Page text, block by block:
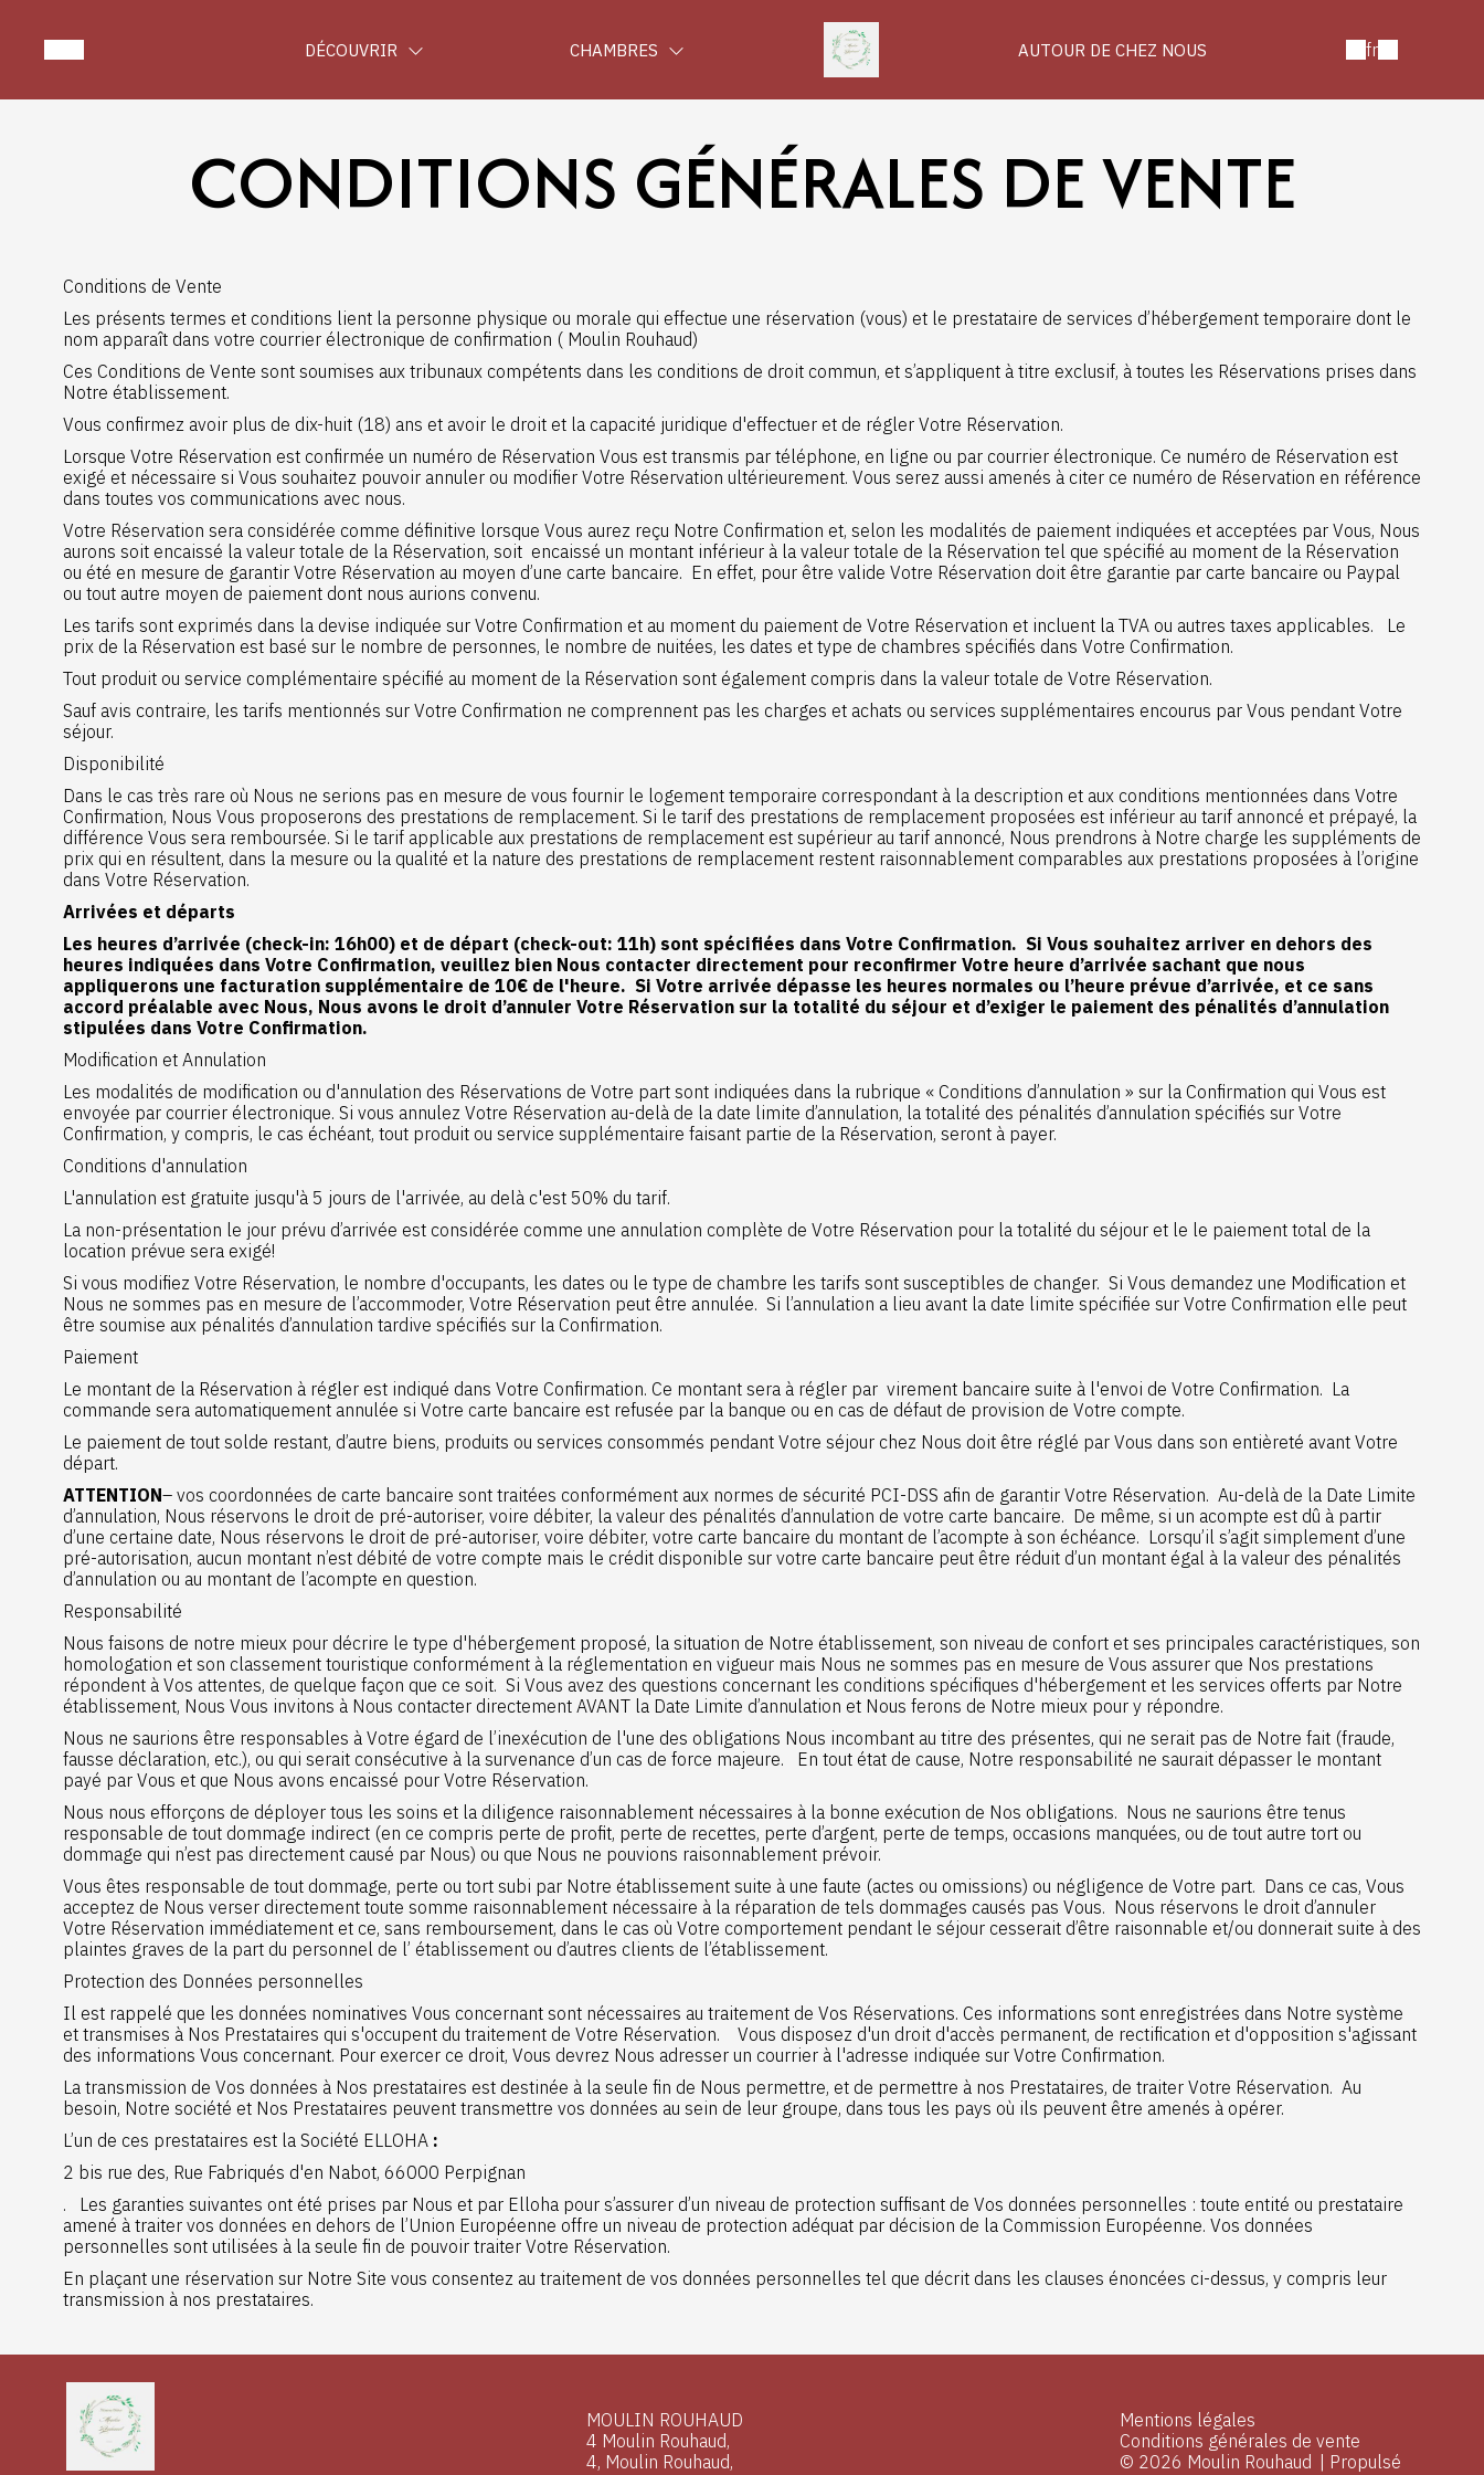
DÉCOUVRIR CHAMBRES AUTOUR DE CHEZ NOUS fr
CONDITIONS GÉNÉRALES DE VENTE
Conditions de Vente
Les présents termes et conditions lient la personne physique ou morale qui effectue une réservation (vous) et le prestataire de services d’hébergement temporaire dont le
nom apparaît dans votre courrier électronique de confirmation ( Moulin Rouhaud)
Ces Conditions de Vente sont soumises aux tribunaux compétents dans les conditions de droit commun, et s’appliquent à titre exclusif, à toutes les Réservations prises dans
Notre établissement.
Vous confirmez avoir plus de dix-huit (18) ans et avoir le droit et la capacité juridique d'effectuer et de régler Votre Réservation.
Lorsque Votre Réservation est confirmée un numéro de Réservation Vous est transmis par téléphone, en ligne ou par courrier électronique. Ce numéro de Réservation est
exigé et nécessaire si Vous souhaitez pouvoir annuler ou modifier Votre Réservation ultérieurement. Vous serez aussi amenés à citer ce numéro de Réservation en référence
dans toutes vos communications avec nous.
Votre Réservation sera considérée comme définitive lorsque Vous aurez reçu Notre Confirmation et, selon les modalités de paiement indiquées et acceptées par Vous, Nous
aurons soit encaissé la valeur totale de la Réservation, soit encaissé un montant inférieur à la valeur totale de la Réservation tel que spécifié au moment de la Réservation
ou été en mesure de garantir Votre Réservation au moyen d’une carte bancaire. En effet, pour être valide Votre Réservation doit être garantie par carte bancaire ou Paypal
ou tout autre moyen de paiement dont nous aurions convenu.
Les tarifs sont exprimés dans la devise indiquée sur Votre Confirmation et au moment du paiement de Votre Réservation et incluent la TVA ou autres taxes applicables. Le
prix de la Réservation est basé sur le nombre de personnes, le nombre de nuitées, les dates et type de chambres spécifiés dans Votre Confirmation.
Tout produit ou service complémentaire spécifié au moment de la Réservation sont également compris dans la valeur totale de Votre Réservation.
Sauf avis contraire, les tarifs mentionnés sur Votre Confirmation ne comprennent pas les charges et achats ou services supplémentaires encourus par Vous pendant Votre
séjour.
Disponibilité
Dans le cas très rare où Nous ne serions pas en mesure de vous fournir le logement temporaire correspondant à la description et aux conditions mentionnées dans Votre
Confirmation, Nous Vous proposerons des prestations de remplacement. Si le tarif des prestations de remplacement proposées est inférieur au tarif annoncé et prépayé, la
différence Vous sera remboursée. Si le tarif applicable aux prestations de remplacement est supérieur au tarif annoncé, Nous prendrons à Notre charge les suppléments de
prix qui en résultent, dans la mesure ou la qualité et la nature des prestations de remplacement restent raisonnablement comparables aux prestations proposées à l’origine
dans Votre Réservation.
Arrivées et départs
Les heures d’arrivée (check-in: 16h00) et de départ (check-out: 11h) sont spécifiées dans Votre Confirmation. Si Vous souhaitez arriver en dehors des
heures indiquées dans Votre Confirmation, veuillez bien Nous contacter directement pour reconfirmer Votre heure d’arrivée sachant que nous
appliquerons une facturation supplémentaire de 10€ de l'heure. Si Votre arrivée dépasse les heures normales ou l’heure prévue d’arrivée, et ce sans
accord préalable avec Nous, Nous avons le droit d’annuler Votre Réservation sur la totalité du séjour et d’exiger le paiement des pénalités d’annulation
stipulées dans Votre Confirmation.
Modification et Annulation
Les modalités de modification ou d'annulation des Réservations de Votre part sont indiquées dans la rubrique « Conditions d’annulation » sur la Confirmation qui Vous est
envoyée par courrier électronique. Si vous annulez Votre Réservation au-delà de la date limite d’annulation, la totalité des pénalités d’annulation spécifiés sur Votre
Confirmation, y compris, le cas échéant, tout produit ou service supplémentaire faisant partie de la Réservation, seront à payer.
Conditions d'annulation
L'annulation est gratuite jusqu'à 5 jours de l'arrivée, au delà c'est 50% du tarif.
La non-présentation le jour prévu d’arrivée est considérée comme une annulation complète de Votre Réservation pour la totalité du séjour et le le paiement total de la
location prévue sera exigé!
Si vous modifiez Votre Réservation, le nombre d'occupants, les dates ou le type de chambre les tarifs sont susceptibles de changer. Si Vous demandez une Modification et
Nous ne sommes pas en mesure de l’accommoder, Votre Réservation peut être annulée. Si l’annulation a lieu avant la date limite spécifiée sur Votre Confirmation elle peut
être soumise aux pénalités d’annulation tardive spécifiés sur la Confirmation.
Paiement
Le montant de la Réservation à régler est indiqué dans Votre Confirmation. Ce montant sera à régler par virement bancaire suite à l'envoi de Votre Confirmation. La
commande sera automatiquement annulée si Votre carte bancaire est refusée par la banque ou en cas de défaut de provision de Votre compte.
Le paiement de tout solde restant, d’autre biens, produits ou services consommés pendant Votre séjour chez Nous doit être réglé par Vous dans son entièreté avant Votre
départ.
ATTENTION– vos coordonnées de carte bancaire sont traitées conformément aux normes de sécurité PCI-DSS afin de garantir Votre Réservation. Au-delà de la Date Limite
d’annulation, Nous réservons le droit de pré-autoriser, voire débiter, la valeur des pénalités d’annulation de votre carte bancaire. De même, si un acompte est dû à partir
d’une certaine date, Nous réservons le droit de pré-autoriser, voire débiter, votre carte bancaire du montant de l’acompte à son échéance. Lorsqu’il s’agit simplement d’une
pré-autorisation, aucun montant n’est débité de votre compte mais le crédit disponible sur votre carte bancaire peut être réduit d’un montant égal à la valeur des pénalités
d’annulation ou au montant de l’acompte en question.
Responsabilité
Nous faisons de notre mieux pour décrire le type d'hébergement proposé, la situation de Notre établissement, son niveau de confort et ses principales caractéristiques, son
homologation et son classement touristique conformément à la réglementation en vigueur mais Nous ne sommes pas en mesure de Vous assurer que Nos prestations
répondent à Vos attentes, de quelque façon que ce soit. Si Vous avez des questions concernant les conditions spécifiques d'hébergement et les services offerts par Notre
établissement, Nous Vous invitons à Nous contacter directement AVANT la Date Limite d’annulation et Nous ferons de Notre mieux pour y répondre.
Nous ne saurions être responsables à Votre égard de l’inexécution de l'une des obligations Nous incombant au titre des présentes, qui ne serait pas de Notre fait (fraude,
fausse déclaration, etc.), ou qui serait consécutive à la survenance d’un cas de force majeure. En tout état de cause, Notre responsabilité ne saurait dépasser le montant
payé par Vous et que Nous avons encaissé pour Votre Réservation.
Nous nous efforçons de déployer tous les soins et la diligence raisonnablement nécessaires à la bonne exécution de Nos obligations. Nous ne saurions être tenus
responsable de tout dommage indirect (en ce compris perte de profit, perte de recettes, perte d’argent, perte de temps, occasions manquées, ou de tout autre tort ou
dommage qui n’est pas directement causé par Nous) ou que Nous ne pouvions raisonnablement prévoir.
Vous êtes responsable de tout dommage, perte ou tort subi par Notre établissement suite à une faute (actes ou omissions) ou négligence de Votre part. Dans ce cas, Vous
acceptez de Nous verser directement toute somme raisonnablement nécessaire à la réparation de tels dommages causés pas Vous. Nous réservons le droit d’annuler
Votre Réservation immédiatement et ce, sans remboursement, dans le cas où Votre comportement pendant le séjour cesserait d’être raisonnable et/ou donnerait suite à des
plaintes graves de la part du personnel de l’ établissement ou d’autres clients de l’établissement.
Protection des Données personnelles
Il est rappelé que les données nominatives Vous concernant sont nécessaires au traitement de Vos Réservations. Ces informations sont enregistrées dans Notre système
et transmises à Nos Prestataires qui s'occupent du traitement de Votre Réservation. Vous disposez d'un droit d'accès permanent, de rectification et d'opposition s'agissant
des informations Vous concernant. Pour exercer ce droit, Vous devrez Nous adresser un courrier à l'adresse indiquée sur Votre Confirmation.
La transmission de Vos données à Nos prestataires est destinée à la seule fin de Nous permettre, et de permettre à nos Prestataires, de traiter Votre Réservation. Au
besoin, Notre société et Nos Prestataires peuvent transmettre vos données au sein de leur groupe, dans tous les pays où ils peuvent être amenés à opérer.
L’un de ces prestataires est la Société ELLOHA :
2 bis rue des, Rue Fabriqués d'en Nabot, 66000 Perpignan
. Les garanties suivantes ont été prises par Nous et par Elloha pour s’assurer d’un niveau de protection suffisant de Vos données personnelles : toute entité ou prestataire
amené à traiter vos données en dehors de l’Union Européenne offre un niveau de protection adéquat par décision de la Commission Européenne. Vos données
personnelles sont utilisées à la seule fin de pouvoir traiter Votre Réservation.
En plaçant une réservation sur Notre Site vous consentez au traitement de vos données personnelles tel que décrit dans les clauses énoncées ci-dessus, y compris leur
transmission à nos prestataires.
MOULIN ROUHAUD
4 Moulin Rouhaud,
4, Moulin Rouhaud,
Mentions légales
Conditions générales de vente
© 2026 Moulin Rouhaud | Propulsé